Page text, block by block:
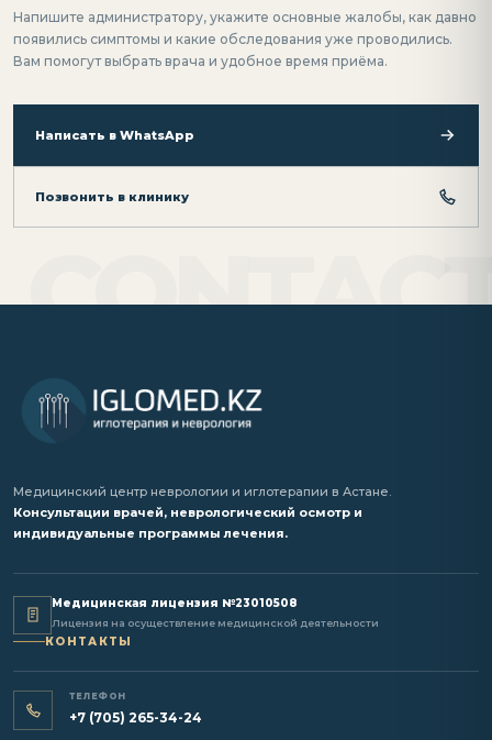
Напишите администратору, укажите основные жалобы, как давно
появились симптомы и какие обследования уже проводились.
Вам помогут выбрать врача и удобное время приёма.
Написать в WhatsApp
Позвонить в клинику
Медицинский центр неврологии и иглотерапии в Астане.
Консультации врачей, неврологический осмотр и
индивидуальные программы лечения.
Медицинская лицензия №23010508
Лицензия на осуществление медицинской деятельности
КОНТАКТЫ
ТЕЛЕФОН
+7 (705) 265-34-24